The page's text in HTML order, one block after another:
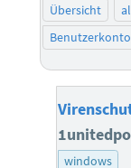
Übersicht
windows